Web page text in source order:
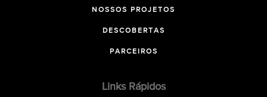
NOSSOS PROJETOS
DESCOBERTAS
PARCEIROS
Links Rápidos